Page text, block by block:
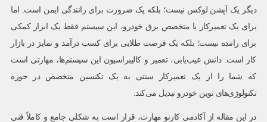
دیگر یک آپشن لوکس نیست؛ بلکه یک ضرورت برای رانندگی ایمن است. اما
برای یک تعمیرکار یا متخصص برق خودرو، این سیستم فقط یک ابزار کمکی
برای راننده نیست؛ بلکه یک فرصت طلایی برای کسب درآمد و تمایز در بازار
کار است. دانش عیب‌یابی، تعمیر و کالیبراسیون این سیستم‌ها، مهارتی است
که شما را از یک تعمیرکار سنتی به یک تکنسین متخصص در حوزه
تکنولوژی‌های نوین خودرو تبدیل می‌کند.
در این مقاله از آکادمی کارنو مهارت، قرار است به شکلی جامع و کاملاً فنی